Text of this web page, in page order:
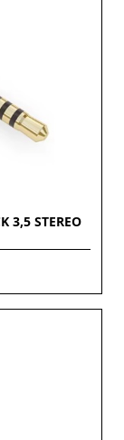
3,5 STEREO